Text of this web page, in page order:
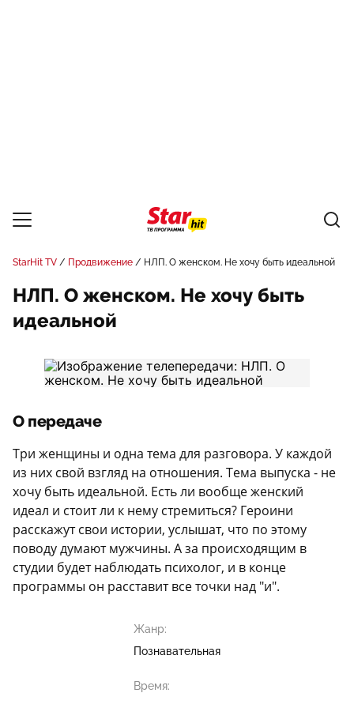
StarHit TV Продвижение НЛП. О женском. Не хочу быть идеальной
НЛП. О женском. Не хочу быть
идеальной
О передаче
Три женщины и одна тема для разговора. У каждой
из них свой взгляд на отношения. Тема выпуска - не
хочу быть идеальной. Есть ли вообще женский
идеал и стоит ли к нему стремиться? Героини
расскажут свои истории, услышат, что по этому
поводу думают мужчины. А за происходящим в
студии будет наблюдать психолог, и в конце
программы он расставит все точки над "и".
Жанр:
Познавательная
Время: